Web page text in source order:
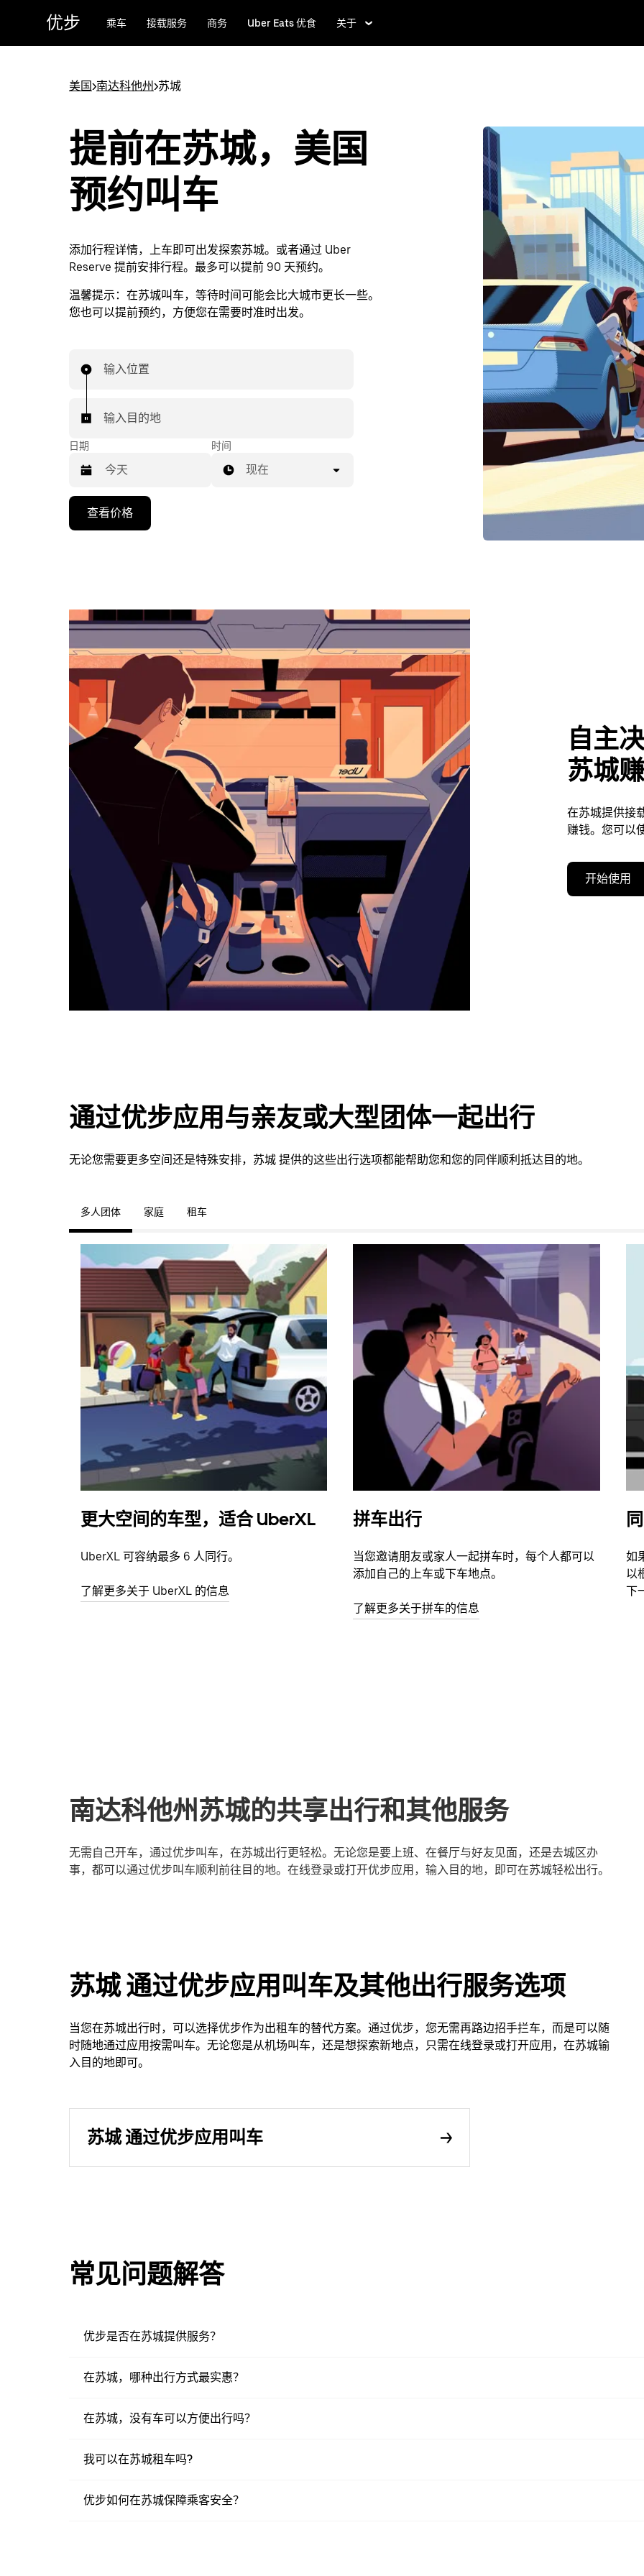
优步 乘车 接载服务 商务 Uber Eats 优食 关于
美国>南达科他州>苏城
提前在苏城，美国
预约叫车
添加行程详情，上车即可出发探索苏城。或者通过 Uber
Reserve 提前安排行程。最多可以提前 90 天预约。
温馨提示： 在苏城叫车，等待时间可能会比大城市更长一些。
您也可以提前预约，方便您在需要时准时出发。
输入位置
输入目的地
日期
向
可
浏
览
日
历
择
期。
按
关
闭
日
历。
时间
现在
查看价格
自主
苏城
在苏城提供接
赚钱。您可以
开始使用
通过优步应用与亲友或大型团体一起出行
无论您需要更多空间还是特殊安排，苏城 提供的这些出行选项都能帮助您和您的同伴顺利抵达目的地。
多人团体 家庭 租车
更大空间的车型，适合 UberXL
UberXL 可容纳最多 6 人同行。
了解更多关于 UberXL 的信息
拼车出行
当您邀请朋友或家人一起拼车时，每个人都可以
添加自己的上车或下车地点。
了解更多关于拼车的信息
如
以
下
南达科他州苏城的共享出行和其他服务
无需自己开车，通过优步叫车，在苏城出行更轻松。无论您是要上班、在餐厅与好友见面，还是去城区办
事，都可以通过优步叫车顺利前往目的地。在线登录或打开优步应用，输入目的地，即可在苏城轻松出行。
苏城 通过优步应用叫车及其他出行服务选项
当您在苏城出行时，可以选择优步作为出租车的替代方案。通过优步，您无需再路边招手拦车，而是可以随
时随地通过应用按需叫车。无论您是从机场叫车，还是想探索新地点，只需在线登录或打开应用，在苏城输
入目的地即可。
苏城 通过优步应用叫车
常见问题解答
优步是否在苏城提供服务？
在苏城，哪种出行方式最实惠？
在苏城，没有车可以方便出行吗？
我可以在苏城租车吗?
优步如何在苏城保障乘客安全？